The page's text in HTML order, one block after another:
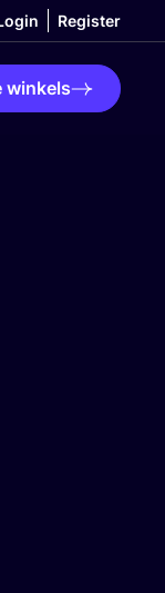
Register
winkels